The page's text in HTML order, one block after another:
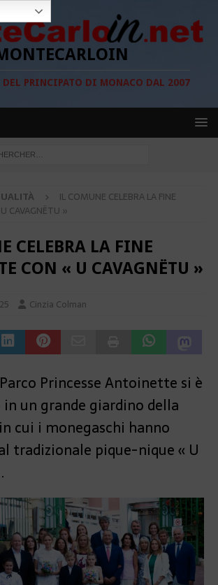
PRINCIPATO DI MONACO DAL 2007
IL COMUNE CELEBRA LA FINE
CAVAGNËTU »
CELEBRA LA FINE
CON « U CAVAGNËTU »
Cinzia Colman
Princesse Antoinette si è
un grande giardino della
cui i monegaschi hanno
tradizionale pique-nique « U